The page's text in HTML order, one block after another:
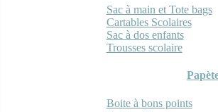
Sac à main et Tote bags
Cartables Scolaires
Sac à dos enfants
Trousses scolaire
Boite à bons points